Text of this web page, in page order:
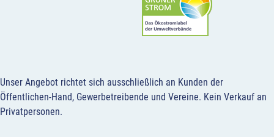
Unser Angebot richtet sich ausschließlich an Kunden der
Öffentlichen-Hand, Gewerbetreibende und Vereine. Kein Verkauf an
Privatpersonen.